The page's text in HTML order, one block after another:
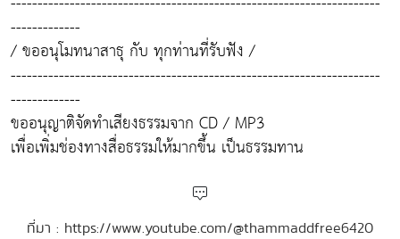
-------------
/ ขออนุโมทนาสาธุ กับ ทุกท่านที่รับฟัง /
---------------------------------------------------------------------
-------------
ขออนุญาติจัดทำเสียงธรรมจาก CD / MP3
เพื่อเพิ่มช่องทางสื่อธรรมให้มากขึ้น เป็นธรรมทาน
ที่มา : https://www.youtube.com/@thammaddfree6420